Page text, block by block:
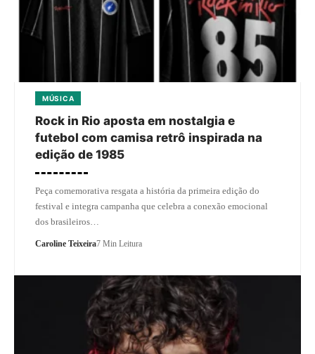
MÚSICA
Rock in Rio aposta em nostalgia e
futebol com camisa retrô inspirada na
edição de 1985
Peça comemorativa resgata a história da primeira edição do
festival e integra campanha que celebra a conexão emocional
dos brasileiros…
Caroline Teixeira7 Min Leitura